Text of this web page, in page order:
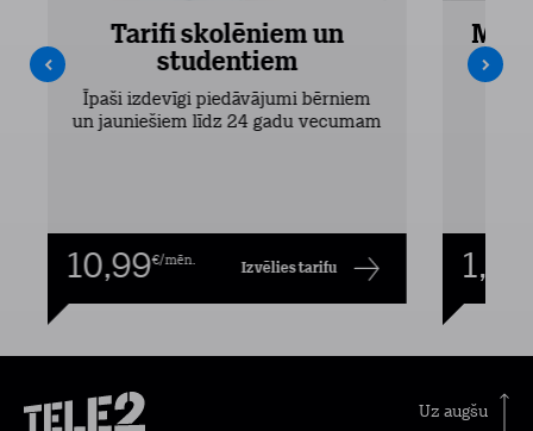
Tarifi skolēniem un
studentiem
Īpaši izdevīgi piedāvājumi bērniem
un jauniešiem līdz 24 gadu vecumam
10,99€/mēn. Izvēlies tarifu 1,00
Uz augšu